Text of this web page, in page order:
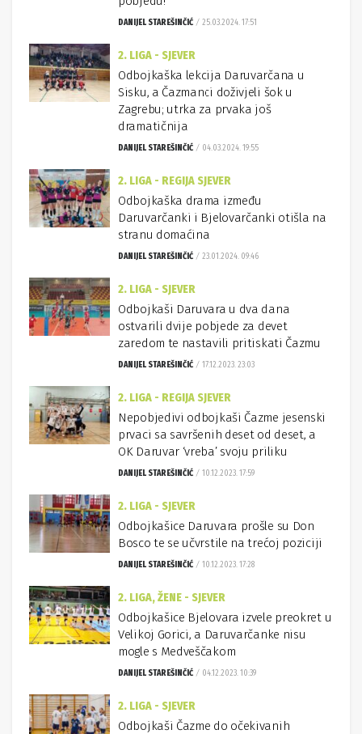
DANIJEL STAREŠINČIĆ 25.03.2024. 17:51
2. LIGA - SJEVER
Odbojkaška lekcija Daruvarčana u
Sisku, a Čazmanci doživjeli šok u
Zagrebu; utrka za prvaka još
dramatičnija
DANIJEL STAREŠINČIĆ 04.03.2024. 19:55
2. LIGA - REGIJA SJEVER
Odbojkaška drama između
Daruvarčanki i Bjelovarčanki otišla na
stranu domaćina
DANIJEL STAREŠINČIĆ 23.01.2024. 09:46
2. LIGA - SJEVER
Odbojkaši Daruvara u dva dana
ostvarili dvije pobjede za devet
zaredom te nastavili pritiskati Čazmu
DANIJEL STAREŠINČIĆ 17.12.2023. 23:03
2. LIGA - REGIJA SJEVER
Nepobjedivi odbojkaši Čazme jesenski
prvaci sa savršenih deset od deset, a
OK Daruvar ‘vreba’ svoju priliku
DANIJEL STAREŠINČIĆ 10.12.2023. 17:59
2. LIGA - SJEVER
Odbojkašice Daruvara prošle su Don
Bosco te se učvrstile na trećoj poziciji
DANIJEL STAREŠINČIĆ 10.12.2023. 17:28
2. LIGA, ŽENE - SJEVER
Odbojkašice Bjelovara izvele preokret u
Velikoj Gorici, a Daruvarčanke nisu
mogle s Medveščakom
DANIJEL STAREŠINČIĆ 04.12.2023. 10:39
2. LIGA - SJEVER
Odbojkaši Čazme do očekivanih